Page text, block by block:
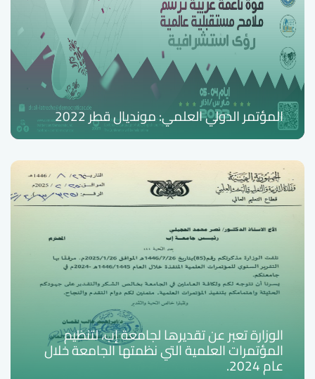
المؤتمر الدولي العلمي: مونديال قطر 2022
الوزارة تعبر عن تقديرها لجامعة إب، لتنظيم
المؤتمرات العلمية التي نظمتها الجامعة خلال
عام 2024.